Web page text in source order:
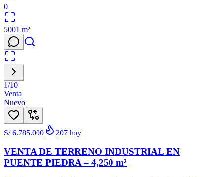
0
5001 m²
1/10
Venta
Nuevo
S/ 6.785.000 207 hoy
VENTA DE TERRENO INDUSTRIAL EN
PUENTE PIEDRA – 4,250 m²